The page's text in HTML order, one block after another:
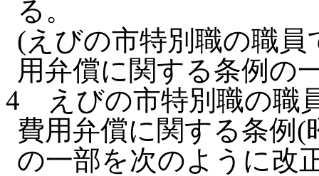
る。
(えびの市特別職の職
用弁償に関する条例の
4
えびの市特別職の職
費用弁償に関する条例(
の一部を次のように改